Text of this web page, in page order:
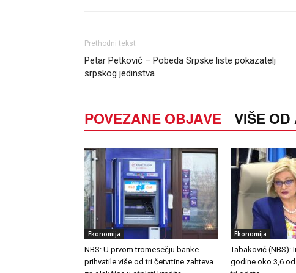
Prethodni tekst
Petar Petković – Pobeda Srpske liste pokazatelj
srpskog jedinstva
POVEZANE OBJAVE VIŠE
Ekonomija
NBS: U prvom tromesečju banke
prihvatile više od tri četvrtine zahteva
Ekonomija
Tabaković (NBS):
godine oko 3,6